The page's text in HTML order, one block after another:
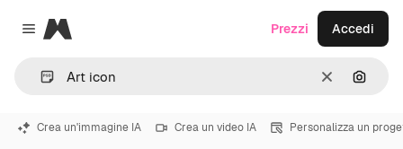
Close menu
Magnific
CancellaCerca
Prezzi Accedi
Crea un'immagine IA Crea un video IA Personalizza un